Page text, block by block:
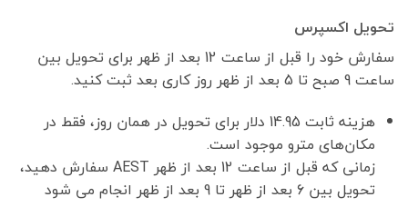
تحویل اکسپرس
سفارش خود را قبل از ساعت 12 بعد از ظهر برای تحویل بین
ساعت 9 صبح تا 5 بعد از ظهر روز کاری بعد ثبت کنید.
هزینه ثابت 14.95 دلار برای تحویل در همان روز، فقط در
مکان‌های مترو موجود است.
زمانی که قبل از ساعت 12 بعد از ظهر AEST سفارش دهید،
تحویل بین 6 بعد از ظهر تا 9 بعد از ظهر انجام می شود